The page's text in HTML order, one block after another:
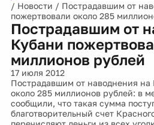
/ Новости / Пострадавшим от
пожертвовали около 285
Пострадавшим от
Кубани
миллионов рублей
17 июля 2012
Пострадавшим от наводнения на
около 285 миллионов рублей: в
сообщили, что такая сумма
благотворительный счет